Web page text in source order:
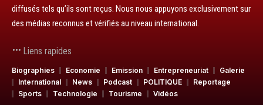
diffusés tels qu’ils sont reçus. Nous nous appuyons exclusivement sur
des médias reconnus et vérifiés au niveau international.
Liens rapides
Biographies Economie Emission Entrepreneuriat
Galerie
International
News Podcast POLITIQUE
Reportage
Sports
Technologie Tourisme Vidéos